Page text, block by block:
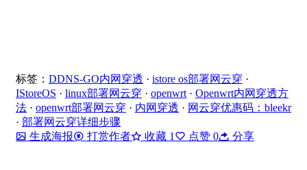
标签： DDNS-GO内网穿透 · istore os部署网云穿 ·
IStoreOS · linux部署网云穿 · openwrt · Openwrt内网穿透方
法 · openwrt部署网云穿 · 内网穿透 · 网云穿优惠码：bleekr
· 部署网云穿详细步骤
生成海报
打赏作者 收藏 1 点赞 0 分享